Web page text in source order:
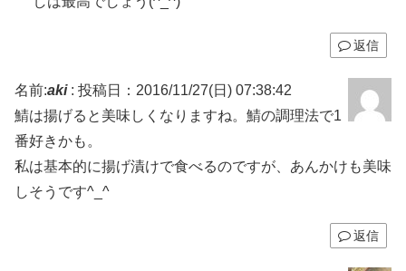
返信
名前:aki: 投稿日：2016/11/27(日) 07:38:42
鯖は揚げると美味しくなりますね。鯖の調理法で1
番好きかも。
私は基本的に揚げ漬けで食べるのですが、あんかけも美味
しそうです^_^
返信